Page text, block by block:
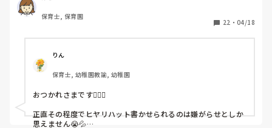
しかも、上司に↑この内容でも
ちゃんと考えて対策を練って書き込むようにと。
呼ばれて一緒に対策を考えさせられること多数
これだけで30〜40分拘束されて辛いです
皆さんの園はどうですか?
保育士, 保育園
22 ・ 04/18
りん
保育士, 幼稚園教諭, 幼稚園
おつかれさまです🙇🏻‍♀️
正直その程度でヒヤリハット書かせられるのは嫌がらせとしか
思えません😭💦